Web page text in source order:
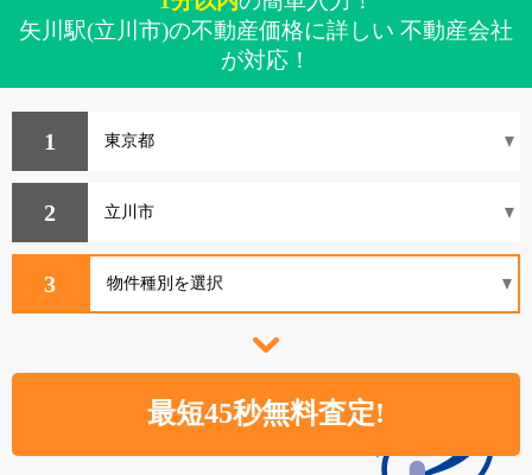
矢川駅(立川市)の不動産価格に詳しい 不動産会社
が対応！
1
2
3